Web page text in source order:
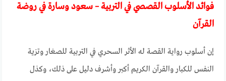
فوائد الأسلوب القصصي في التربية – سعود وسارة في روضة
القرآن
إن أسلوب رواية القصة له الأثر السحري في التربية للصغار وتزية
النفس للكبار والقرآن الكريم أكبر وأشرف دليل على ذلك، وكذل